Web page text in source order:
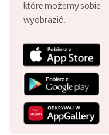
które możemy sobie
wyobrazić.